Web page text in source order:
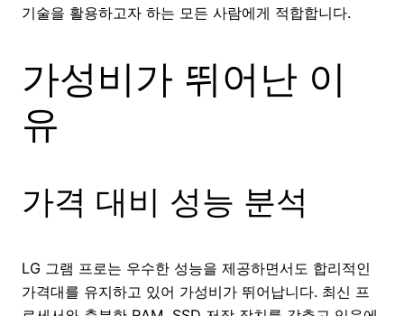
기술을 활용하고자 하는 모든 사람에게 적합합니다.
가성비가 뛰어난 이
유
가격 대비 성능 분석
LG 그램 프로는 우수한 성능을 제공하면서도 합리적인
가격대를 유지하고 있어 가성비가 뛰어납니다. 최신 프